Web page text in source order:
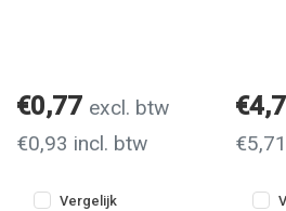
€0,77 excl. btw
€0,93 incl. btw
Vergelijk